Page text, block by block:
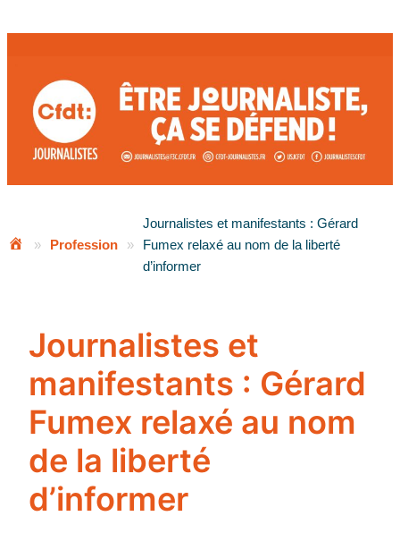
» Profession »
Journalistes et manifestants : Gérard
Fumex relaxé au nom de la liberté
d’informer
Journalistes et
manifestants : Gérard
Fumex relaxé au nom
de la liberté
d’informer